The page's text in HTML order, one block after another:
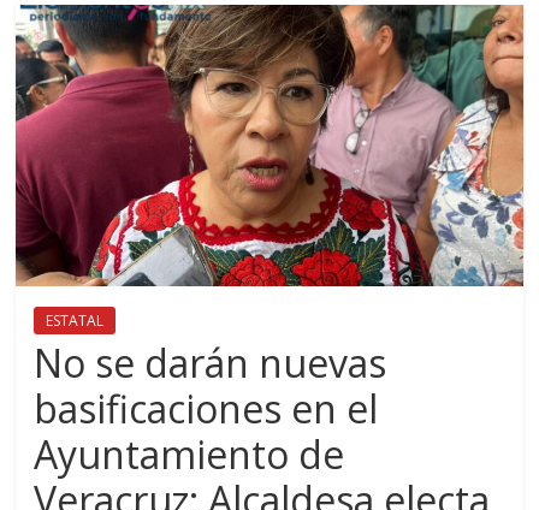
fundamento
ESTATAL
No se darán nuevas
basificaciones en el
Ayuntamiento de